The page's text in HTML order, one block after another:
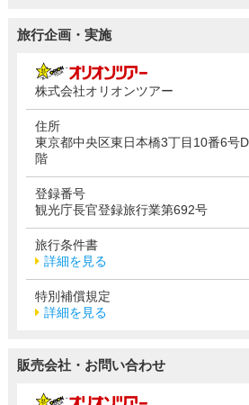
旅行企画・実施
株式会社オリオンツアー
住所
東京都中央区東日本橋3丁目10番6号
階
登録番号
観光庁長官登録旅行業第692号
旅行条件書
詳細を見る
特別補償規定
詳細を見る
販売会社・お問い合わせ